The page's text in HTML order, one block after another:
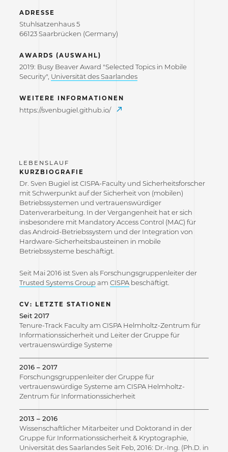
ADRESSE
Stuhlsatzenhaus 5
66123 Saarbrücken (Germany)
AWARDS (AUSWAHL)
2019: Busy Beaver Award "Selected Topics in Mobile
Security", Universität des Saarlandes
WEITERE INFORMATIONEN
https://svenbugiel.github.io/
KURZBIOGRAFIE
Dr. Sven Bugiel ist CISPA-Faculty und Sicherheitsforscher
mit Schwerpunkt auf der Sicherheit von (mobilen)
Betriebssystemen und vertrauenswürdiger
Datenverarbeitung. In der Vergangenheit hat er sich
insbesondere mit Mandatory Access Control (MAC) für
das Android-Betriebssystem und der Integration von
Hardware-Sicherheitsbausteinen in mobile
Betriebssysteme beschäftigt.
Seit Mai 2016 ist Sven als Forschungsgruppenleiter der
Trusted Systems Groupam CISPAbeschäftigt.
CV: LETZTE STATIONEN
Seit 2017
Tenure-Track Faculty am CISPA Helmholtz-Zentrum für
Informationssicherheit und Leiter der Gruppe für
vertrauenswürdige Systeme
2016 – 2017
Forschungsgruppenleiter der Gruppe für
vertrauenswürdige Systeme am CISPA Helmholtz-
Zentrum für Informationssicherheit
2013 – 2016
Wissenschaftlicher Mitarbeiter und Doktorand in der
Gruppe für Informationssicherheit & Kryptographie,
Universität des Saarlandes Seit Feb, 2016: Dr.-Ing. (Ph.D. in